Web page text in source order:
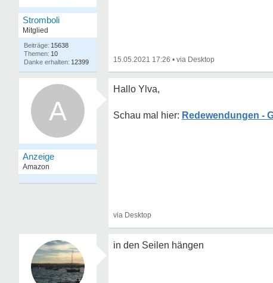
Stromboli
Mitglied
15638
10
12399
15.05.2021 17:26 •
A
Hallo Ylva,
Redewendungen -
in den Seilen hängen